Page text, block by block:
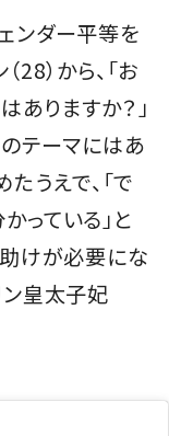
ンダー平等を
）から、「お
ありますか？」
のテーマにはあ
うえで、「で
っている」と
助けが必要にな
ン皇太子妃